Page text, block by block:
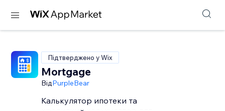
Підтверджено у Wix
Mortgage
ВідPurpleBear
Калькулятор ипотеки та